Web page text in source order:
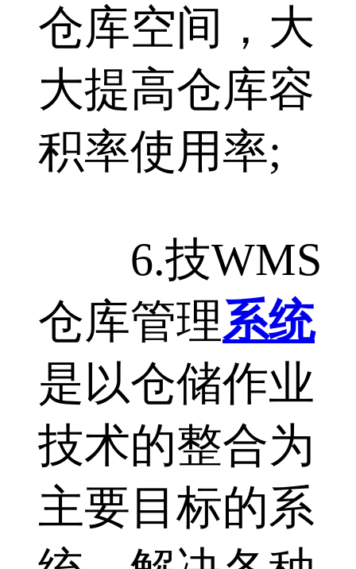
仓库空间，大
大提高仓库容
积率使用率;
6.技WMS
仓库管理系统
是以仓储作业
技术的整合为
主要目标的系